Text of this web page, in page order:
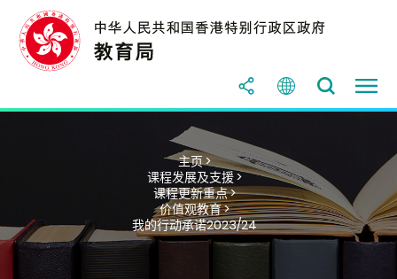
主页 >
课程发展及支援 >
课程更新重点 >
价值观教育 >
我的行动承诺2023/24